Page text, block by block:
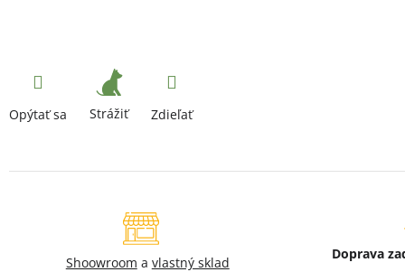
Opýtať sa Strážiť Zdieľať
Shoowroom a vlastný sklad
Doprava